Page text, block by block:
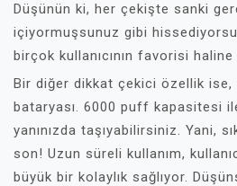
Düşünün ki, her çekişte sanki
içiyormuşsunuz gibi
birçok kullanıcının favorisi
Bir diğer dikkat çekici özellik ise,
bataryası. 6000 puff kapasitesi
yanınızda taşıyabilirsiniz. Yani,
son! Uzun süreli kullanım,
büyük bir kolaylık sağlıyor.